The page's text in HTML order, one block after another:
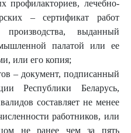
профилакториев, лечебно-
– сертификат работ
выданный
палатой или ее
или его копия;
– документ, подписанный
Республики Беларусь,
составляет не менее
работников, или
не ранее чем за пять